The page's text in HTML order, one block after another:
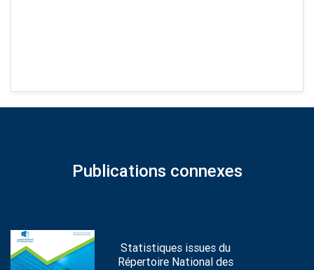
Publications connexes
Statistiques issues du
Répertoire National des